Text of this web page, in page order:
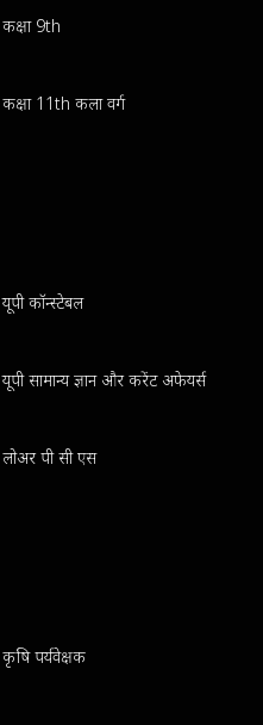
कक्षा 9th
कक्षा 11th कला वर्ग
यूपी कॉन्स्टेबल
यूपी सामान्य ज्ञान और करेंट अफेयर्स
लोअर पी सी एस
कृषि पर्यवेक्षक